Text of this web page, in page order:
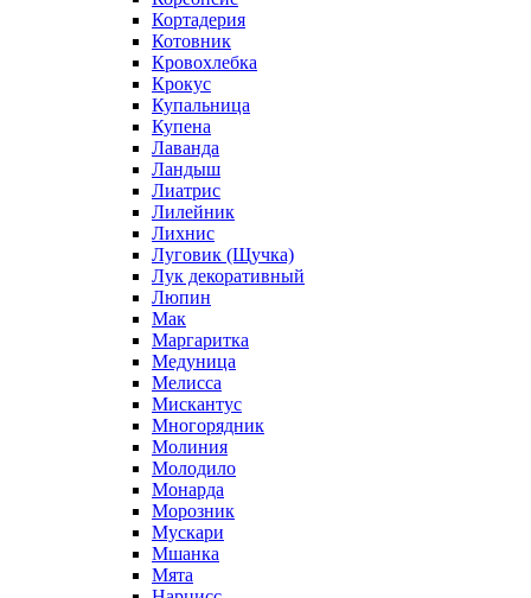
Кортадерия
Котовник
Кровохлебка
Крокус
Купальница
Купена
Лаванда
Ландыш
Лиатрис
Лилейник
Лихнис
Луговик (Щучка)
Лук декоративный
Люпин
Мак
Маргаритка
Медуница
Мелисса
Мискантус
Многорядник
Молиния
Молодило
Монарда
Морозник
Мускари
Мшанка
Мята